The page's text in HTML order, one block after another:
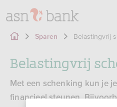
Sparen Belastingvrij
Belastingvrij
Met een schenking kun je
financieel steunen.